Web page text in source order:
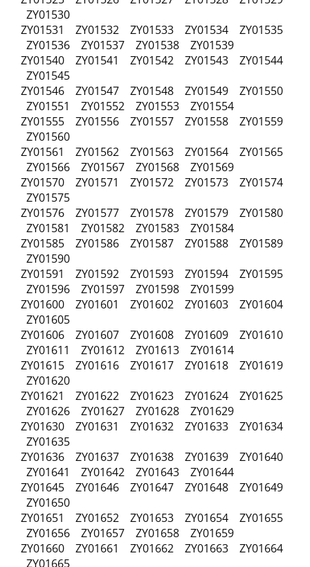
ZY01530
ZY01531 ZY01532 ZY01533 ZY01534 ZY01535
ZY01536 ZY01537 ZY01538 ZY01539
ZY01540 ZY01541 ZY01542 ZY01543 ZY01544
ZY01545
ZY01546 ZY01547 ZY01548 ZY01549 ZY01550
ZY01551 ZY01552 ZY01553 ZY01554
ZY01555 ZY01556 ZY01557 ZY01558 ZY01559
ZY01560
ZY01561 ZY01562 ZY01563 ZY01564 ZY01565
ZY01566 ZY01567 ZY01568 ZY01569
ZY01570 ZY01571 ZY01572 ZY01573 ZY01574
ZY01575
ZY01576 ZY01577 ZY01578 ZY01579 ZY01580
ZY01581 ZY01582 ZY01583 ZY01584
ZY01585 ZY01586 ZY01587 ZY01588 ZY01589
ZY01590
ZY01591 ZY01592 ZY01593 ZY01594 ZY01595
ZY01596 ZY01597 ZY01598 ZY01599
ZY01600 ZY01601 ZY01602 ZY01603 ZY01604
ZY01605
ZY01606 ZY01607 ZY01608 ZY01609 ZY01610
ZY01611 ZY01612 ZY01613 ZY01614
ZY01615 ZY01616 ZY01617 ZY01618 ZY01619
ZY01620
ZY01621 ZY01622 ZY01623 ZY01624 ZY01625
ZY01626 ZY01627 ZY01628 ZY01629
ZY01630 ZY01631 ZY01632 ZY01633 ZY01634
ZY01635
ZY01636 ZY01637 ZY01638 ZY01639 ZY01640
ZY01641 ZY01642 ZY01643 ZY01644
ZY01645 ZY01646 ZY01647 ZY01648 ZY01649
ZY01650
ZY01651 ZY01652 ZY01653 ZY01654 ZY01655
ZY01656 ZY01657 ZY01658 ZY01659
ZY01660 ZY01661 ZY01662 ZY01663 ZY01664
ZY01665